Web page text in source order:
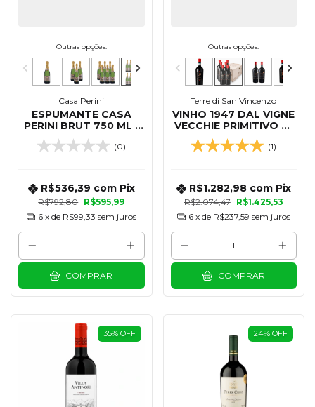
Outras opções:
Casa Perini
ESPUMANTE CASA
PERINI BRUT 750 ML -
KIT 12 UNIDADES
(0)
R$792,80 R$595,99
R$536,39 com Pix
6 x de R$99,33 sem juros
COMPRAR
Outras opções:
Terre di San Vincenzo
VINHO 1947 DAL VIGNE
VECCHIE PRIMITIVO DI
MANDURIA 750 ML -
KIT 06 UN CAIXA DE
(1)
R$2.074,47 R$1.425,53
R$1.282,98 com Pix
6 x de R$237,59 sem juros
COMPRAR
35% OFF 24% OFF